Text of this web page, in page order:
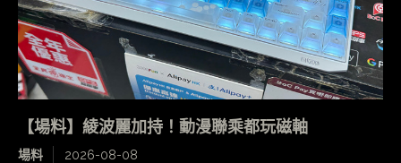
【場料】綾波麗加持！動漫聯乘都玩磁軸
場料 2026-08-08